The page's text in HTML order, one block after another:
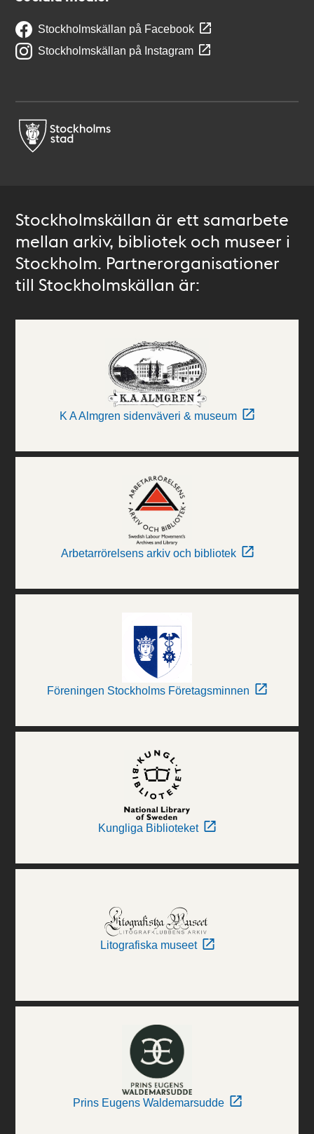
Stockholmskällan på Facebook
Stockholmskällan på Instagram
Stockholmskällan är ett samarbete
mellan arkiv, bibliotek och museer i
Stockholm. Partnerorganisationer
till Stockholmskällan är:
K A Almgren sidenväveri & museum
Arbetarrörelsens arkiv och bibliotek
Föreningen Stockholms Företagsminnen
Kungliga Biblioteket
Litografiska museet
Prins Eugens Waldemarsudde